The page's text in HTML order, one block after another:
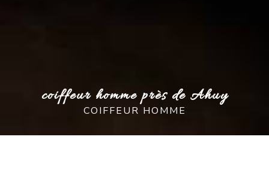
coiffeur homme près de Ahuy
COIFFEUR HOMME